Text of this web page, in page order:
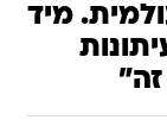
מיד